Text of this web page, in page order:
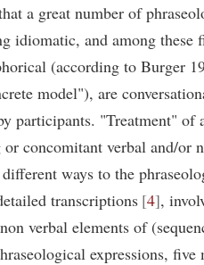
a great number of
idiomatic, and among these
(according to Burger
model"), are
participants. "Treatment" of
concomitant verbal and/or
ways to the
transcriptions 4 ,
verbal elements of
expressions, five